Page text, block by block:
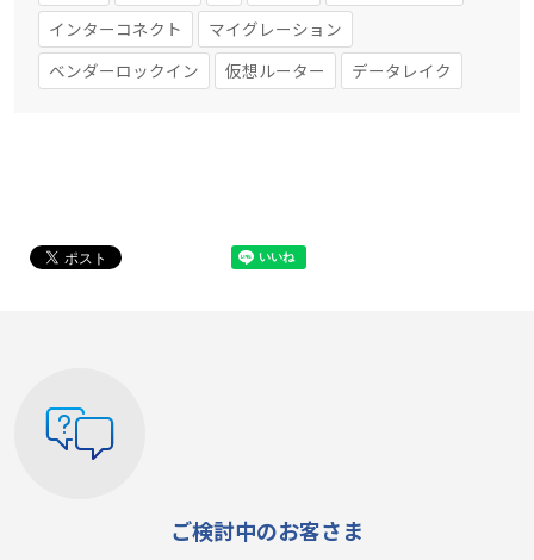
インターコネクト
マイグレーション
ベンダーロックイン
仮想ルーター データレイク
ご検討中のお客さま